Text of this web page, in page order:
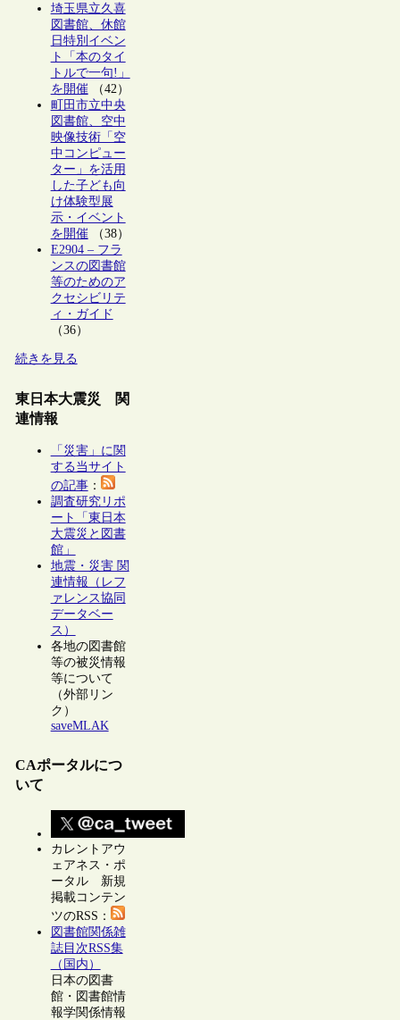
埼玉県立久喜
図書館、休館
日特別イベン
ト「本のタイ
トルで一句!」
を開催（42）
町田市立中央
図書館、空中
映像技術「空
中コンピュー
ター」を活用
した子ども向
け体験型展
示・イベント
を開催（38）
E2904 – フラ
ンスの図書館
等のためのア
クセシビリテ
ィ・ガイド
（36）
続きを見る
東日本大震災 関
連情報
「災害」に関
する当サイト
の記事：
調査研究リポ
ート「東日本
大震災と図書
館」
地震・災害 関
連情報（レフ
ァレンス協同
データベー
ス）
各地の図書館
等の被災情報
等について
（外部リン
ク）
saveMLAK
CAポータルにつ
いて
カレントアウ
ェアネス・ポ
ータル 新規
掲載コンテン
ツのRSS：
図書館関係雑
誌目次RSS集
（国内）
日本の図書
館・図書館情
報学関係情報